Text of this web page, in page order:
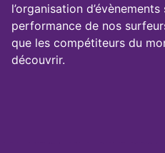
l’organisation
performance de nos
que les compétiteurs du
découvrir.